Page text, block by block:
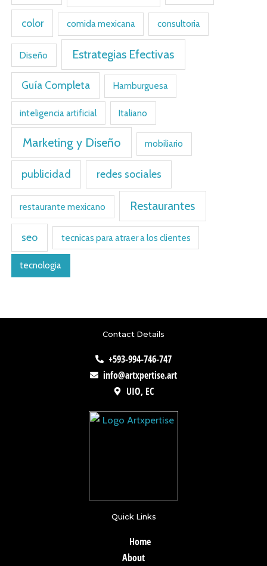
color comida mexicana consultoria
Diseño Estrategias Efectivas
Guía Completa Hamburguesa
inteligencia artificial Italiano
Marketing y Diseño mobiliario
publicidad redes sociales
restaurante mexicano Restaurantes
seo tecnicas para atraer a los clientes
tecnologia
Contact Details
+593-994-746-747
info@artxpertise.art
UIO, EC
Quick Links
Home
About